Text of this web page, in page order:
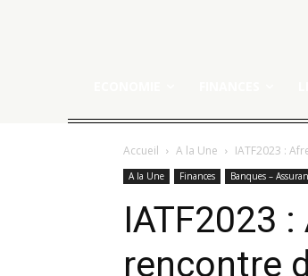
Accueil A la Une IATF2023 :
A la Une Finances Banques –
IATF2023
rencontre